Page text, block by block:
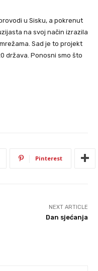
u Sisku, a pokrenut
na svoj način izrazila
Sad je to projekt
država. Ponosni smo što
Pinterest
NEXT ARTICLE
Dan sjećanja